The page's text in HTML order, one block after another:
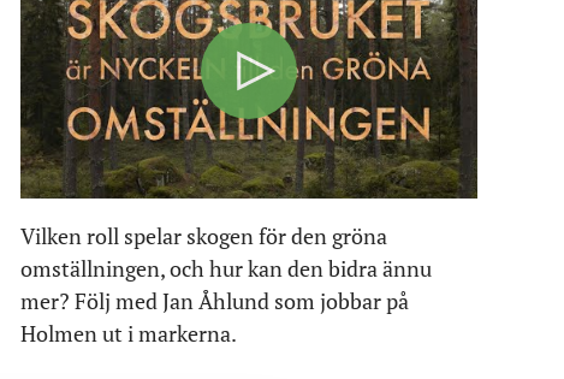
Stenvalls Trä: ”Svensk skog är nyckeln för att
lyckas med klimatomställningen”
Rottneros: ”Vår massa används över hela
världen”
AB Hilmer Andersson: ”Vi känner ansvar för
bygden”
Bergkvist Siljan: Alla vägar bär till Insjön
Norra Skog: ”Vi finns där skogen finns”
Vilken roll spelar skogen för den gröna
omställningen, och hur kan den bidra ännu
mer? Följ medJan Åhlund som jobbar på
Holmenut i markerna.